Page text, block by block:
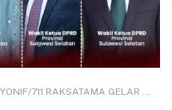
GELAR SWEEPING GABUNGAN